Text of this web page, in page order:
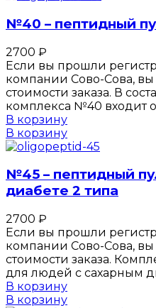
№40 – пептидный
2700 ₽
Если вы прошли
компании Сово-Сова, вы
стоимости заказа. В
комплекса №40 входит
В корзину
В корзину
№45 – пептидный
диабете 2 типа
2700 ₽
Если вы прошли
компании Сово-Сова, вы
стоимости заказа.
для людей с сахарным
В корзину
В корзину